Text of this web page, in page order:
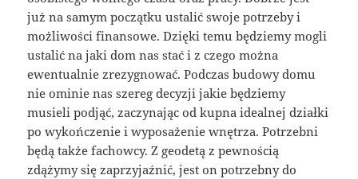
już na samym początku ustalić swoje potrzeby i
możliwości finansowe. Dzięki temu będziemy mogli
ustalić na jaki dom nas stać i z czego można
ewentualnie zrezygnować. Podczas budowy domu
nie ominie nas szereg decyzji jakie będziemy
musieli podjąć, zaczynając od kupna idealnej działki
po wykończenie i wyposażenie wnętrza. Potrzebni
będą także fachowcy. Z geodetą z pewnością
zdążymy się zaprzyjaźnić, jest on potrzebny do